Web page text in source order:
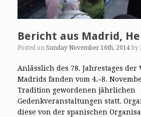
Bericht aus Madrid,
Posted on Sunday November 16th, 2014 by
Anlässlich des 78. Jahrestages der
Madrids fanden vom 4.–8.
Tradition gewordenen jährlichen
Gedenkveranstaltungen statt.
diese von der spanischen